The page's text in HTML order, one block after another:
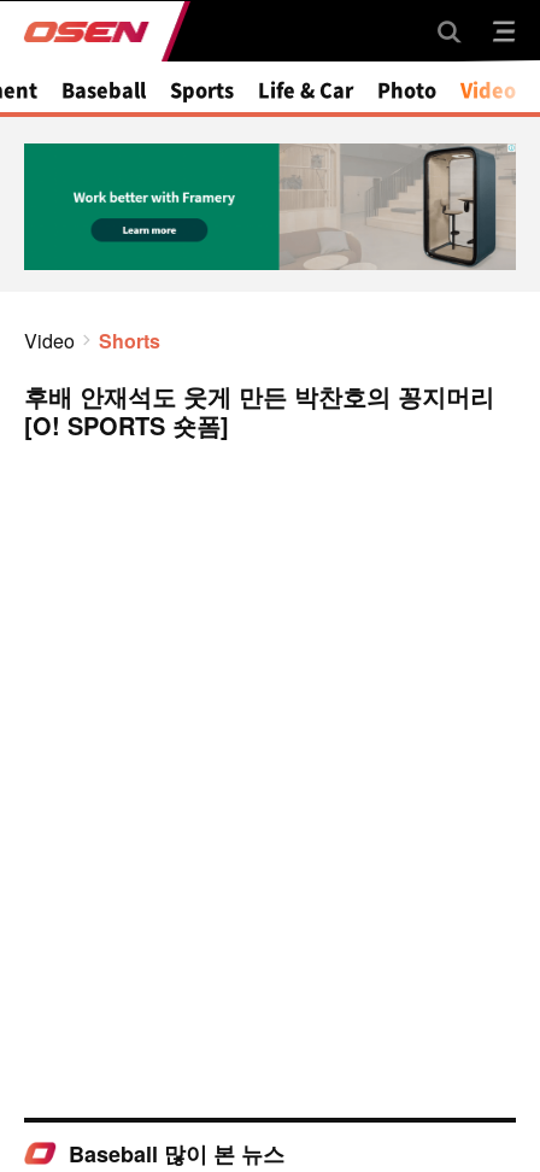
Baseball Sports Life & Car Photo Video
Video Shorts
후배 안재석도 웃게 만든 박찬호의 꽁지머리
[O! SPORTS 숏폼]
Baseball 많이 본 뉴스